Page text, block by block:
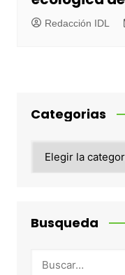
Redacción IDL
Categorias
Busqueda